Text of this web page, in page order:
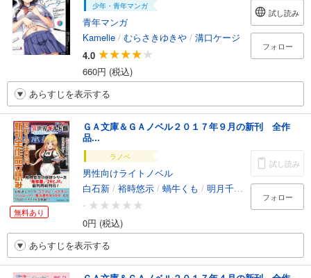
少年・青年マンガ
青年マンガ
Kamelie / むらさきゆきや / 溝口ケージ
4.0
660円 (税込)
試し読み
フォロー
あらすじを表示する
無料あり
ＧＡ文庫＆ＧＡノベル２０１７年９月の新刊 全作
品...
ラノベ
男性向けライトノベル
白石新 / 裕時悠示 / 蝸牛くも / 明月千里 /機村械人/サ
-
0円 (税込)
試し読み
フォロー
あらすじを表示する